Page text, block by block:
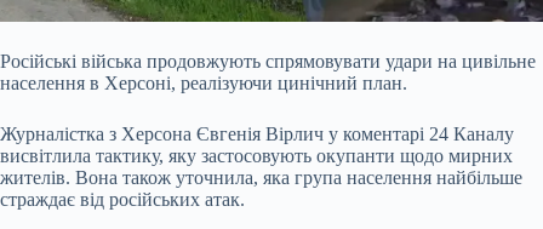
Російські війська продовжують спрямовувати удари на цивільне
населення в Херсоні, реалізуючи цинічний план.
Журналістка з Херсона Євгенія Вірлич у коментарі 24 Каналу
висвітлила тактику, яку застосовують окупанти щодо мирних
жителів. Вона також уточнила, яка група населення найбільше
страждає від російських атак.